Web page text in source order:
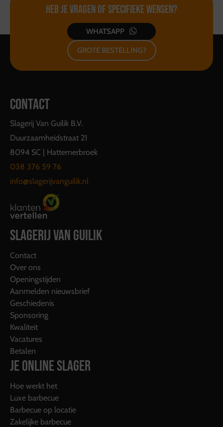
Heb je vragen ofspecifieke wensen?
WHATSAPP
GROTE BESTELLING?
CONTACT
Slagerij Van Guilik B.V.
Duurzaamheidstraat 21
8094 SC | Hattemerbroek
038 376 59 76
info@slagerijvanguilik.nl
SLAGERIJ VAN GUILIK
Contact
Over ons
Openingstijden
Aanmelden nieuwsbrief
Geschiedenis
Sponsoring
Kwaliteit
Vacatures
Betalen
JE ONLINE SLAGER
Hoe werkt het
Luxe barbecue
Barbecue op locatie
Zakelijke barbecue